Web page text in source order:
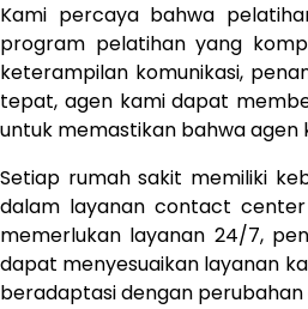
Kami percaya bahwa
program pelatihan yang
keterampilan komunikasi,
tepat, agen kami dapat
untuk memastikan bahwa agen
Setiap rumah sakit memiliki
dalam layanan contact center
memerlukan layanan 24/7,
dapat menyesuaikan layanan
beradaptasi dengan